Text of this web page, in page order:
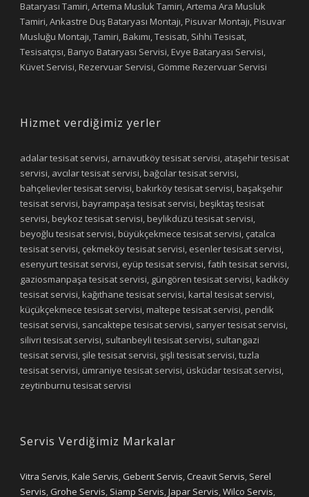
Bataryası Tamiri, Artema Musluk Tamiri, Artema Ara Musluk
Tamiri, Ankastre Duş Bataryası Montajı, Pisuvar Montajı, Pisuvar
Musluğu Montajı, Tamiri, Bakımı, Tesisatı, Sıhhi Tesisat,
Tesisatçısı, Banyo Bataryası Servisi, Evye Bataryası Servisi,
Küvet Servisi, Rezervuar Servisi, Gömme Rezervuar Servisi
Hizmet verdiğimiz yerler
adalar tesisat servisi, arnavutköy tesisat servisi, ataşehir tesisat
servisi, avcılar tesisat servisi, bağcılar tesisat servisi,
bahçelievler tesisat servisi, bakırköy tesisat servisi, başakşehir
tesisat servisi, bayrampaşa tesisat servisi, beşiktaş tesisat
servisi, beykoz tesisat servisi, beylikdüzü tesisat servisi,
beyoğlu tesisat servisi, büyükçekmece tesisat servisi, çatalca
tesisat servisi, çekmeköy tesisat servisi, esenler tesisat servisi,
esenyurt tesisat servisi, eyüp tesisat servisi, fatih tesisat servisi,
gaziosmanpaşa tesisat servisi, güngören tesisat servisi, kadıköy
tesisat servisi, kağıthane tesisat servisi, kartal tesisat servisi,
küçükçekmece tesisat servisi, maltepe tesisat servisi, pendik
tesisat servisi, sancaktepe tesisat servisi, sarıyer tesisat servisi,
silivri tesisat servisi, sultanbeyli tesisat servisi, sultangazi
tesisat servisi, şile tesisat servisi, şişli tesisat servisi, tuzla
tesisat servisi, ümraniye tesisat servisi, üsküdar tesisat servisi,
zeytinburnu tesisat servisi
Servis Verdiğimiz Markalar
Vitra Servis,Kale Servis, Geberit Servis,Creavit Servis, Serel
Servis, Grohe Servis, Siamp Servis,Japar Servis,Wilco Servis,